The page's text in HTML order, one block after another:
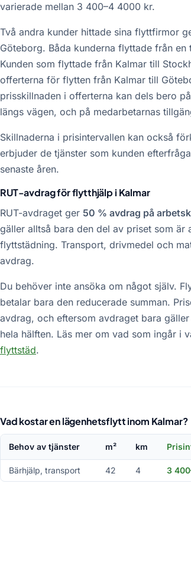
varierade mellan 3 400–4 4000 kr.
Två andra kunder hittade sina flyttfirmor
Göteborg. Båda kunderna flyttade från
Kunden som flyttade från Kalmar till
offerterna för flytten från Kalmar till
prisskillnaden i offerterna kan dels bero
längs vägen, och på medarbetarnas
Skillnaderna i prisintervallen kan också
erbjuder de tjänster som kunden
senaste åren.
RUT-avdrag för flytthjälp i Kalmar
RUT-avdraget ger 50 % avdrag på
gäller alltså bara den del av priset som
flyttstädning. Transport, drivmedel och
avdrag.
Du behöver inte ansöka om något själv.
betalar bara den reducerade summan.
avdrag, och eftersom avdraget bara
hela hälften. Läs mer om vad som ingår i
flyttstäd.
Vad kostar en lägenhetsflytt inom Kalmar?
Behov av tjänster m² km
Bärhjälp, transport 42 4 3